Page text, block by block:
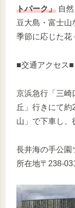
トパーク」 自
豆大島・富士山
季節に応じた花
■交通アクセス■
京浜急行「三崎
丘」行きにて
山」で下車し、
長井海の手公園
所在地〒238-